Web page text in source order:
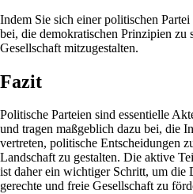
Indem Sie sich einer politischen
bei, die demokratischen Prinzipien
Gesellschaft mitzugestalten.
Fazit
Politische Parteien sind essentielle
und tragen maßgeblich dazu bei, die
vertreten, politische Entscheidungen
Landschaft zu gestalten. Die aktive
ist daher ein wichtiger Schritt, um die
gerechte und freie Gesellschaft zu